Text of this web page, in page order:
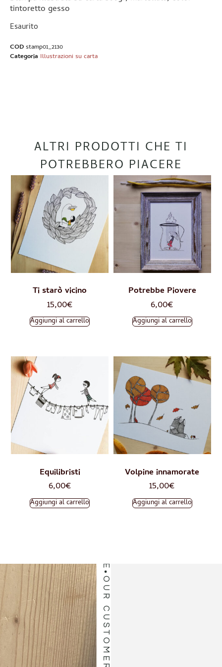
tintoretto gesso
Esaurito
CODstamp01_2130
Categoria Illustrazioni su carta
ALTRI PRODOTTI CHE TI
POTREBBERO PIACERE
Ti starò vicino
15,00€
Aggiungi al carrello
Potrebbe Piovere
6,00€
Aggiungi al carrello
Equilibristi
6,00€
Aggiungi al carrello
Volpine innamorate
15,00€
Aggiungi al carrello
OUR CUSTOMERS LOVE